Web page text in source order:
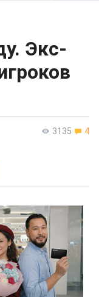
Экс-
3135 4